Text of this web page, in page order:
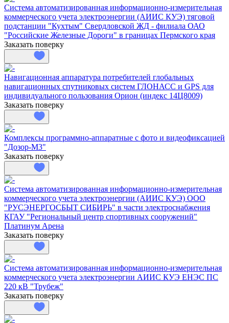
Система автоматизированная информационно-измерительная
коммерческого учета электроэнергии (АИИС КУЭ) тяговой
подстанции "Кухтым" Свердловской ЖД - филиала ОАО
"Российские Железные Дороги" в границах Пермского края
Заказать поверку
Навигационная аппаратура потребителей глобальных
навигационных спутниковых систем ГЛОНАСС и GPS для
индивидуального пользования Орион (индекс 14Ц8009)
Заказать поверку
Комплексы программно-аппаратные с фото и видеофиксацией
"Дозор-М3"
Заказать поверку
Система автоматизированная информационно-измерительная
коммерческого учета электроэнергии (АИИС КУЭ) ООО
"РУСЭНЕРГОСБЫТ СИБИРЬ" в части электроснабжения
КГАУ "Региональный центр спортивных сооружений"
Платинум Арена
Заказать поверку
Система автоматизированная информационно-измерительная
коммерческого учета электроэнергии АИИС КУЭ ЕНЭС ПС
220 кВ "Трубеж"
Заказать поверку